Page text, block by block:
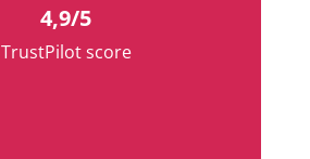
4,9/5
TrustPilot score